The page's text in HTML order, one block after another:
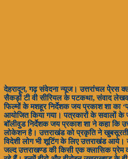
देहरादून, गढ़ संवेदना न्यूज। उत्तरांचल पे्रस
सैकड़ों टी वी सीरियल के पटकथा, संवाद
फिल्मों के मशहूर निर्देशक जय प्रकाश शा का
आयोजित किया गया। पत्रकारों के सवालों के
बॉलीवुड निर्देशक जय प्रकाश शा ने कहा कि
लोकेशन है। उत्तराखंड को प्रकृति ने
विदेशी लोग भी शूटिंग के लिए उत्तराखंड आये।
जल्द उत्तराखण्ड की किसी एक क्लासिक प्रेम